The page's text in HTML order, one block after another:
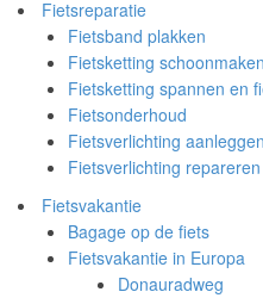
Fietsreparatie
Fietsband plakken
Fietsketting schoonmaken
Fietsketting spannen en
Fietsonderhoud
Fietsverlichting aanleggen
Fietsverlichting repareren
Fietsvakantie
Bagage op de fiets
Fietsvakantie in Europa
Donauradweg